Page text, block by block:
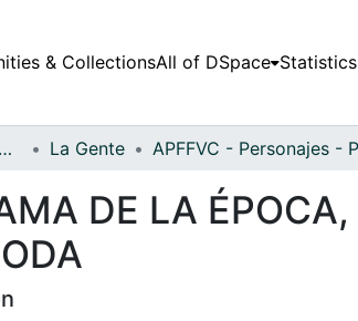
& CollectionsAll of DSpace Statistics
Fondo Archivo del Patrimonio Fotográfico y Fílmico del Valle del Cauca La Gente
DE LA